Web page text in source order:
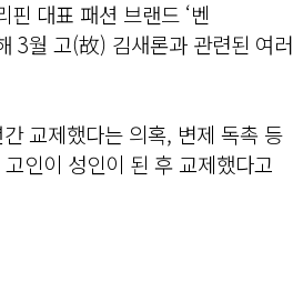
대표 패션 브랜드 ‘벤
3월 고(故) 김새론과 관련된 여러
교제했다는 의혹, 변제 독촉 등
인이 성인이 된 후 교제했다고